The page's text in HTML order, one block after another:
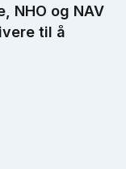
NHO og NAV
til å